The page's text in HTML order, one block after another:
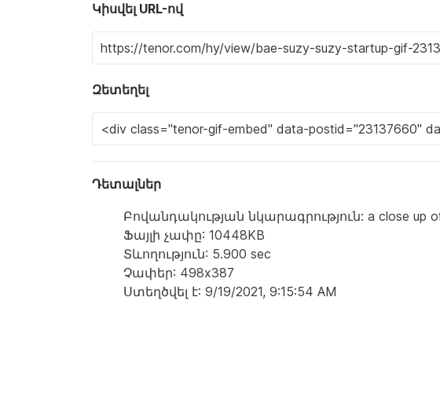
Կիսվել URL-ով
Զետեղել
Դետալներ
Բովանդակության նկարագրություն: a close up
Ֆայլի չափը: 10448KB
Տևողություն: 5.900 sec
Չափեր: 498x387
Ստեղծվել է: 9/19/2021, 9:15:54 AM